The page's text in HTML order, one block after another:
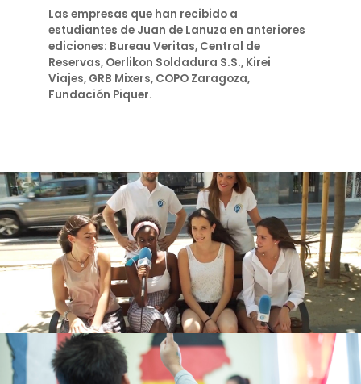
Las empresas que han recibido a
estudiantes de Juan de Lanuza en anteriores
ediciones: Bureau Veritas, Central de
Reservas, Oerlikon Soldadura S.S., Kirei
Viajes, GRB Mixers, COPO Zaragoza,
Fundación Piquer.